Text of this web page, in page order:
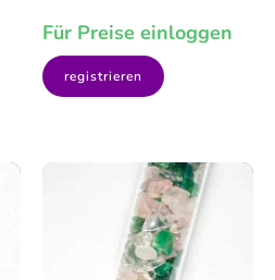
Für Preise einloggen
registrieren